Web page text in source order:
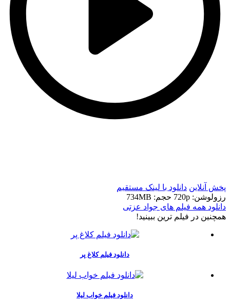
پخش آنلاین دانلود با لينک مستقيم
رزولوشن: 720p
حجم: 734MB
دانلود همه فیلم های جواد عزتی
همچنين در فيلم ترين ببينيد!
دانلود فیلم کلاغ پر
دانلود فیلم خواب لیلا